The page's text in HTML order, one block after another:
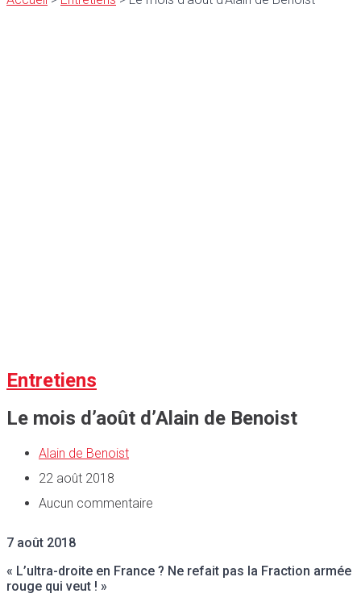
Entretiens
Le mois d’août d’Alain de Benoist
Alain de Benoist
22 août 2018
Aucun commentaire
7 août 2018
« L’ultra-droite en France ? Ne refait pas la Fraction armée
rouge qui veut ! »